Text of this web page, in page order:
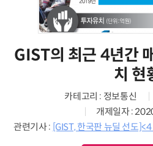
GIST의 최근 4년간
치 현
카테고리 : 정보통신
개제일자 :
관련기사 : [GIST, 한국판 뉴딜 선도